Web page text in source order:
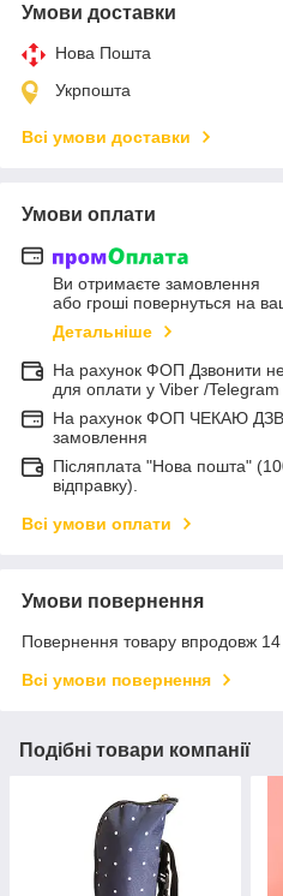
Умови доставки
Нова Пошта
Укрпошта
Всі умови доставки
Умови оплати
Ви отримаєте замовлення
або гроші повернуться на
Детальніше
На рахунок ФОП Дзвонити не
для оплати у Viber /
На рахунок ФОП ЧЕКАЮ
замовлення
Післяплата "Нова пошта"
відправку).
Всі умови оплати
Умови повернення
Повернення товару впродовж 14
Всі умови повернення
Подібні товари компанії